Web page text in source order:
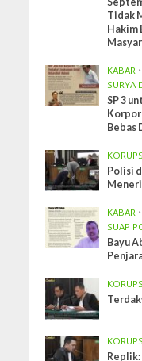
Tidak
Hakim
KABAR •
SURYA
SP 3
Bebas
Polisi
KABAR •
SUAP
Bayu